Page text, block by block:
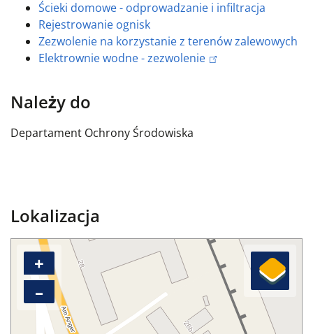
Ścieki domowe - odprowadzanie i infiltracja
Rejestrowanie ognisk
Zezwolenie na korzystanie z terenów zalewowych
Elektrownie wodne - zezwolenie
Należy do
Departament Ochrony Środowiska
Lokalizacja
+
–